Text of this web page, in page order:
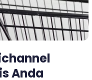
Anda